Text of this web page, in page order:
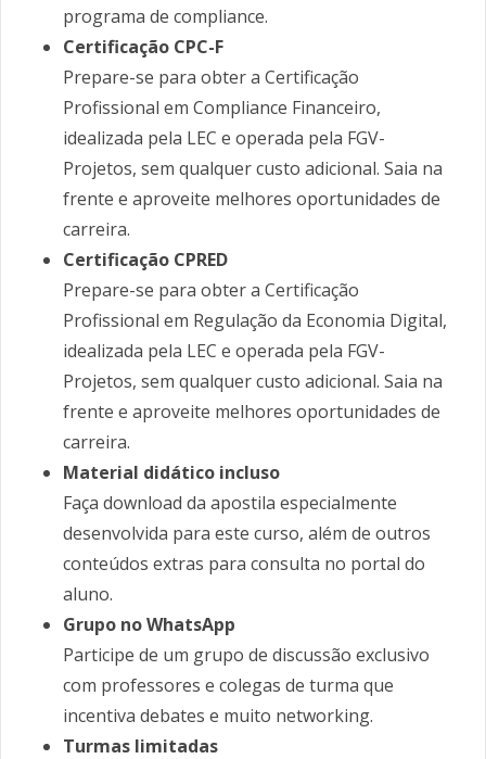
programa de compliance.
Certificação CPC-F
Prepare-se para obter a Certificação
Profissional em Compliance Financeiro,
idealizada pela LEC e operada pela FGV-
Projetos, sem qualquer custo adicional. Saia na
frente e aproveite melhores oportunidades de
carreira.
Certificação CPRED
Prepare-se para obter a Certificação
Profissional em Regulação da Economia Digital,
idealizada pela LEC e operada pela FGV-
Projetos, sem qualquer custo adicional. Saia na
frente e aproveite melhores oportunidades de
carreira.
Material didático incluso
Faça download da apostila especialmente
desenvolvida para este curso, além de outros
conteúdos extras para consulta no portal do
aluno.
Grupo no WhatsApp
Participe de um grupo de discussão exclusivo
com professores e colegas de turma que
incentiva debates e muito networking.
Turmas limitadas